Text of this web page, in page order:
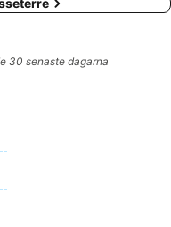
30 senaste dagarna